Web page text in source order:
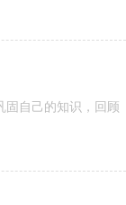
固自己的知识，回顾